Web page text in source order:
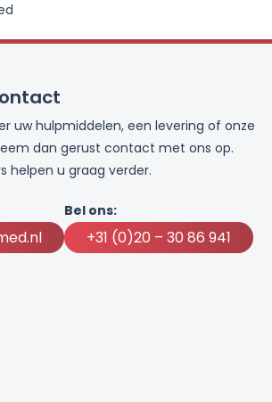
uw hulpmiddelen, een levering of onze
dan gerust contact met ons op.
helpen u graag verder.
Bel ons:
+31 (0)20 – 30 86 941